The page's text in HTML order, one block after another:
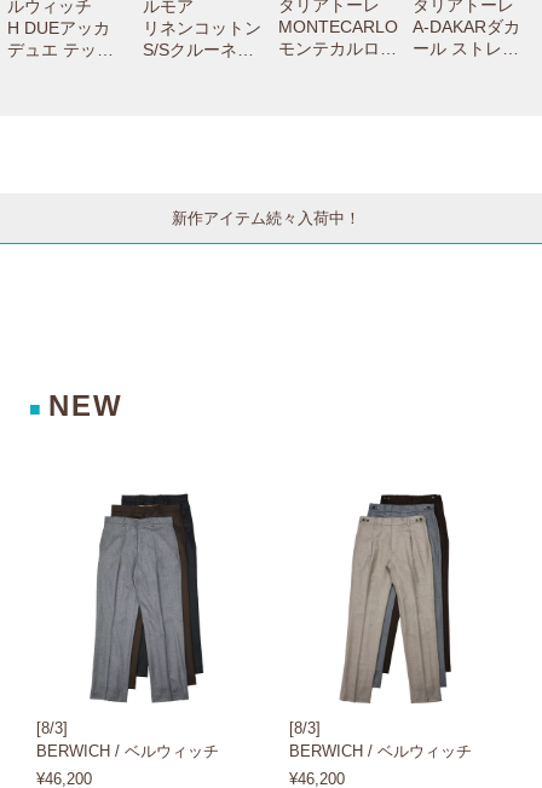
ルウィッチ
H DUEアッカ
デュエ テック
ルモア
リネンコットン
S/Sクルーネッ
タリアトーレ
MONTECARLO
モンテカルロ
タリアトーレ
A-DAKARダカ
ール ストレッ
新作アイテム続々入荷中！
■ NEW
[8/3]
BERWICH / ベルウィッチ
¥46,200
[8/3]
BERWICH / ベルウィッチ
¥46,200